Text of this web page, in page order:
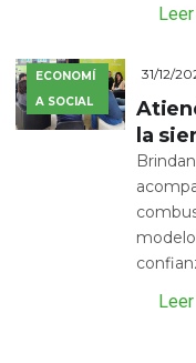
ECONOMÍ
A SOCIAL
31/12/
la